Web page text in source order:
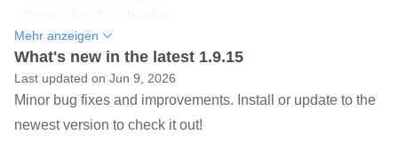
- Machen Sie intelligente Notizen
Readlax bietet Online-Gehirnspiele und -Workouts. Die
App beinhaltet:
- Gedächtnistraining
Mehr anzeigen
What's new in the latest 1.9.15
Last updated on Jun 9, 2026
Minor bug fixes and improvements. Install or update to the
newest version to check it out!